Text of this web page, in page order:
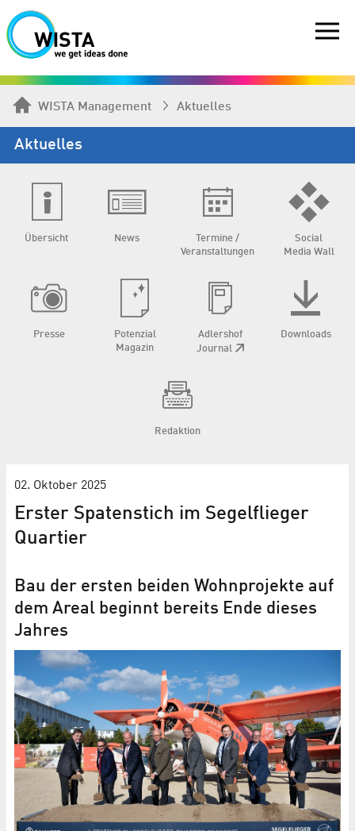
WISTA Management Aktuelles
Aktuelles
Übersicht News
Termine /
Veranstaltungen
Social
Media Wall
Presse
Potenzial
Magazin
Adlershof
Journal
Downloads
Redaktion
02. Oktober 2025
Erster Spatenstich im Segelflieger
Quartier
Bau der ersten beiden Wohnprojekte auf
dem Areal beginnt bereits Ende dieses
Jahres